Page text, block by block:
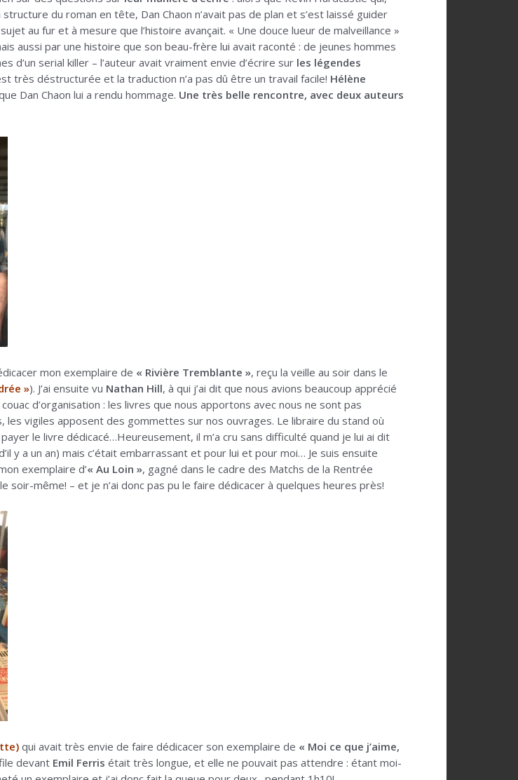
du roman en tête, Dan Chaon n’avait pas de plan et s’est laissé guider
au fur et à mesure que l’histoire avançait. « Une douce lueur de malveillance »
aussi par une histoire que son beau-frère lui avait raconté : de jeunes hommes
d’un serial killer – l’auteur avait vraiment envie d’écrire sur les légendes
très déstructurée et la traduction n’a pas dû être un travail facile! Hélène
Dan Chaon lui a rendu hommage. Une très belle rencontre, avec deux auteurs
mon exemplaire de « Rivière Tremblante », reçu la veille au soir dans le
»). J’ai ensuite vu Nathan Hill, à qui j’ai dit que nous avions beaucoup apprécié
d’organisation : les livres que nous apportons avec nous ne sont pas
les vigiles apposent des gommettes sur nos ouvrages. Le libraire du stand où
le livre dédicacé…Heureusement, il m’a cru sans difficulté quand je lui ai dit
y a un an) mais c’était embarrassant et pour lui et pour moi… Je suis ensuite
exemplaire d’« Au Loin », gagné dans le cadre des Matchs de la Rentrée
soir-même! – et je n’ai donc pas pu le faire dédicacer à quelques heures près!
qui avait très envie de faire dédicacer son exemplaire de « Moi ce que j’aime,
devant Emil Ferris était très longue, et elle ne pouvait pas attendre : étant moi-